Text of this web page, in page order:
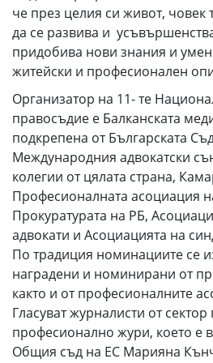
че през целия си живот, човек
да се развива и
придобива нови знания и
житейски и професионален
Организатор на 11- те
правосъдие е Балканската
подкрепена от Българската
Международния адвокатски
колегии от цялата страна,
Професионалната асоциация
Прокуратурата на РБ,
адвокати и Асоциацията на
По традиция номинациите се
наградени и номинирани от
както и от професионалните
Гласуват журналисти от
професионално жури, което е
Общия съд на ЕС Марияна